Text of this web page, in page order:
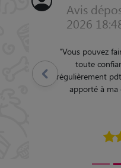
Avis
2026
"Vous pouvez
toute
régulièrement
apporté à
Précédent